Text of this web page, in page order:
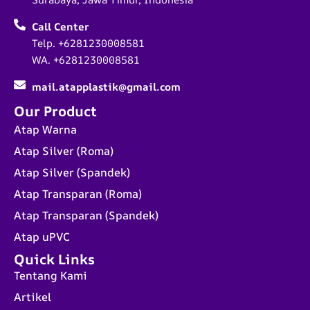
Quick Links
Tentang Kami
Artikel
Our Product
Atap Warna
Atap Silver (Roma)
Atap Silver (Spandek)
Atap Transparan (Roma)
Atap Transparan (Spandek)
Atap uPVC
Call Center
Telp. +6281230008581
WA. +6281230008581
mail.atapplastik@gmail.com